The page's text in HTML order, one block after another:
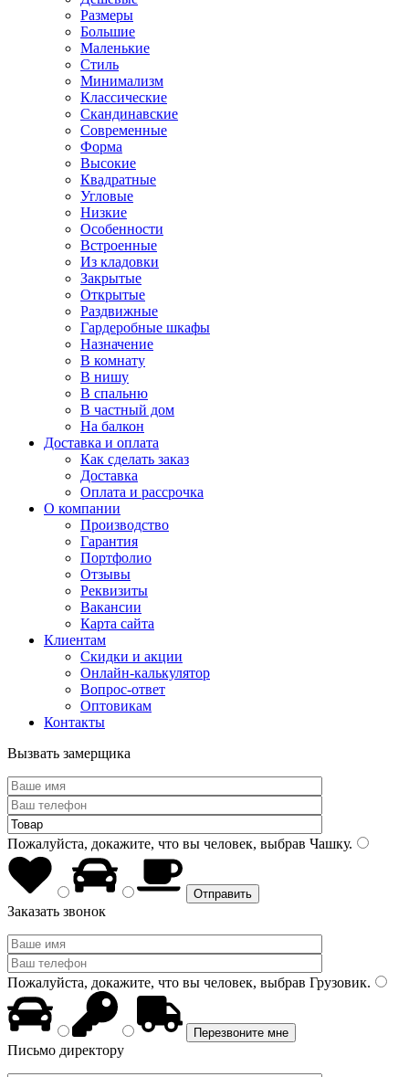
Размеры
Большие
Маленькие
Стиль
Минимализм
Классические
Скандинавские
Современные
Форма
Высокие
Квадратные
Угловые
Низкие
Особенности
Встроенные
Из кладовки
Закрытые
Открытые
Раздвижные
Гардеробные шкафы
Назначение
В комнату
В нишу
В спальню
В частный дом
На балкон
Доставка и оплата
Как сделать заказ
Доставка
Оплата и рассрочка
О компании
Производство
Гарантия
Портфолио
Отзывы
Реквизиты
Вакансии
Карта сайта
Клиентам
Скидки и акции
Онлайн-калькулятор
Вопрос-ответ
Оптовикам
Контакты
Вызвать замерщика
Пожалуйста, докажите, что вы человек, выбрав Чашку.
Заказать звонок
Пожалуйста, докажите, что вы человек, выбрав Грузовик.
Письмо директору